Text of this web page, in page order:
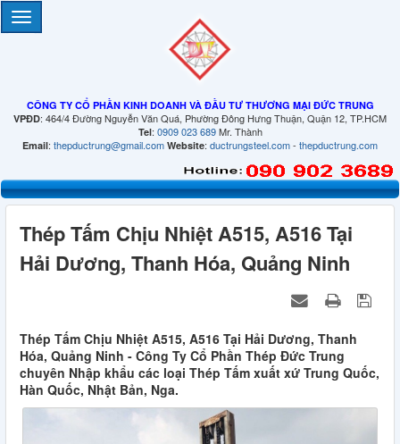
CÔNG TY CỔ PHẦN KINH DOANH VÀ ĐẦU TƯ THƯƠNG MẠI ĐỨC TRUNG
VPĐD: 464/4 Đường Nguyễn Văn Quá, Phường Đông Hưng Thuận, Quận 12, TP.HCM
Tel: 0909 023 689Mr. Thành
Email: thepductrung@gmail.com Website: ductrungsteel.com- thepductrung.com
Thép Tấm Chịu Nhiệt A515, A516 Tại
Hải Dương, Thanh Hóa, Quảng Ninh
Thép Tấm Chịu Nhiệt A515, A516 Tại Hải Dương, Thanh
Hóa, Quảng Ninh - Công Ty Cổ Phần Thép Đức Trung
chuyên Nhập khẩu các loại Thép Tấm xuất xứ Trung Quốc,
Hàn Quốc, Nhật Bản, Nga.